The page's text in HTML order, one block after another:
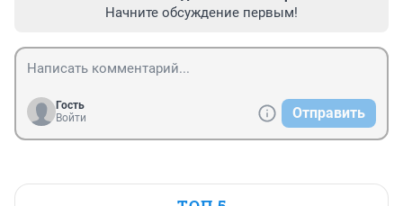
Начните обсуждение первым!
Гость
Войти
Отправить